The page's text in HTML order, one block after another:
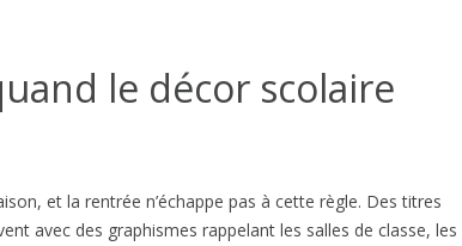
le décor scolaire
et la rentrée n’échappe pas à cette règle. Des titres
avec des graphismes rappelant les salles de classe, les